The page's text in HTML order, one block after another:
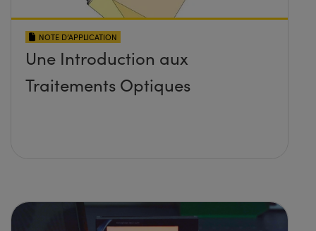
NOTE D’APPLICATION
Une Introduction aux
Traitements Optiques